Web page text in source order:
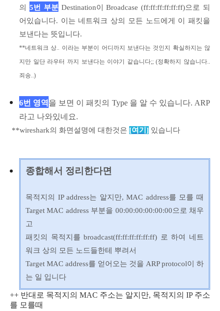
의 5번 부분Destination이 Broadcase (ff:ff:ff:ff:ff:ff)으로 되
어있습니다. 이는 네트워크 상의 모든 노드에게 이 패킷을
보낸다는 뜻입니다.
**네트워크 상.. 이라는 부분이 어디까지 보낸다는 것인지 확실하지는 않
지만 일단 라우터 까지 보낸다는 이야기 같습니다;; (정확하지 않습니다..
죄송..)
6번 영역 을 보면 이 패킷의 Type 을 알 수 있습니다. ARP
라고 나와있네요.
**wireshark의 화면설명에 대한것은 [여기] 있습니다
종합해서 정리한다면
목적지의 IP address는 알지만, MAC address를 모를 때
Target MAC address 부분을 00:00:00:00:00:00으로 채우
고
패킷의 목적지를 broadcast(ff:ff:ff:ff:ff:ff) 로 하여 네트
워크 상의 모든 노드들한테 뿌려서
Target MAC address를 얻어오는 것을 ARP protocol이 하
는 일 입니다
++ 반대로 목적지의 MAC 주소는 알지만, 목적지의 IP 주소
를 모를때